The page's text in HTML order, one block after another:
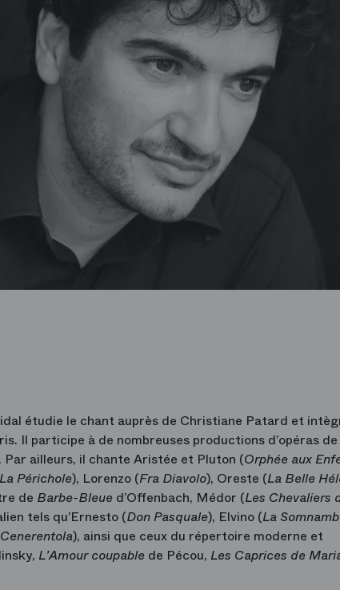
étudie le chant auprès de Christiane Patard et
Il participe à de nombreuses productions d’opéras de
ailleurs, il chante Aristée et Pluton (Orphée aux
La Périchole), Lorenzo (Fra Diavolo), Oreste (La Belle
de Barbe-Bleue d’Offenbach, Médor (Les Chevaliers
tels qu’Ernesto (Don Pasquale), Elvino (La
), ainsi que ceux du répertoire moderne et
L’Amour coupable de Pécou, Les Caprices de